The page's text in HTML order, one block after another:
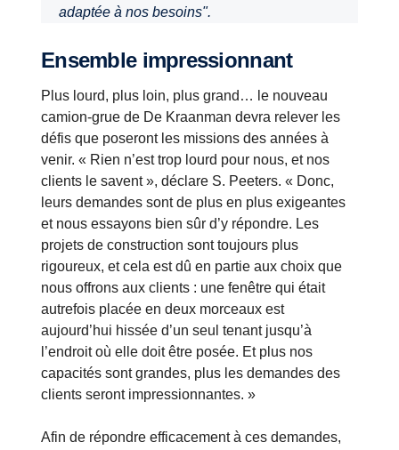
adaptée à nos besoins".
Ensemble impressionnant
Plus lourd, plus loin, plus grand… le nouveau
camion-grue de De Kraanman devra relever les
défis que poseront les missions des années à
venir. « Rien n’est trop lourd pour nous, et nos
clients le savent », déclare S. Peeters. « Donc,
leurs demandes sont de plus en plus exigeantes
et nous essayons bien sûr d’y répondre. Les
projets de construction sont toujours plus
rigoureux, et cela est dû en partie aux choix que
nous offrons aux clients : une fenêtre qui était
autrefois placée en deux morceaux est
aujourd’hui hissée d’un seul tenant jusqu’à
l’endroit où elle doit être posée. Et plus nos
capacités sont grandes, plus les demandes des
clients seront impressionnantes. »
Afin de répondre efficacement à ces demandes,